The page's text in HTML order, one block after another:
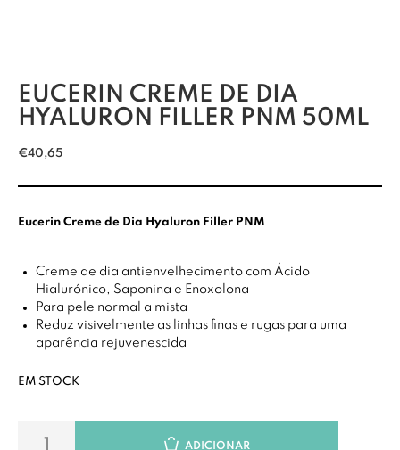
EUCERIN CREME DE DIA
HYALURON FILLER PNM 50ML
€40,65
Eucerin Creme de Dia Hyaluron Filler PNM
Creme de dia antienvelhecimento com Ácido
Hialurónico, Saponina e Enoxolona
Para pele normal a mista
Reduz visivelmente as linhas finas e rugas para uma
aparência rejuvenescida
EM STOCK
ADICIONAR